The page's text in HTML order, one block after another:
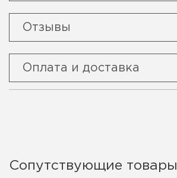
Отзывы
Оплата и доставка
Сопутствующие товары